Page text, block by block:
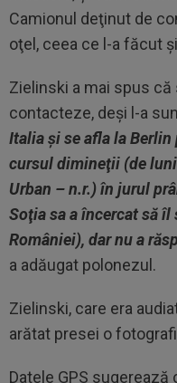
Camionul deţinut de
oţel, ceea ce l-a făcut
Zielinski a mai spus că
contacteze, deşi l-a
Italia şi se afla la Berlin
cursul dimineţii (de
Urban – n.r.) în jurul
Soţia sa a încercat să
României), dar nu a
a adăugat polonezul.
Zielinski, care era
arătat presei o
Datele GPS